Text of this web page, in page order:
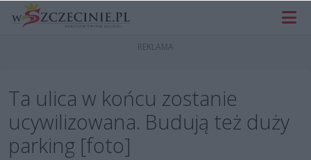
Ta ulica w końcu zostanie
ucywilizowana. Budują też duży
parking [foto]